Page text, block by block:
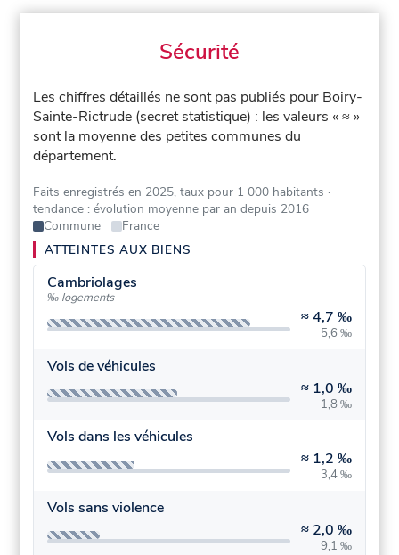
Sécurité
Les chiffres détaillés ne sont pas publiés pour Boiry-
Sainte-Rictrude (secret statistique) : les valeurs « ≈ »
sont la moyenne des petites communes du
département.
Faits enregistrés en 2025, taux pour 1 000 habitants ·
tendance : évolution moyenne par an depuis 2016
Commune
France
ATTEINTES AUX BIENS
Cambriolages
‰ logements
≈4,7 ‰
5,6 ‰
Vols de véhicules
≈ 1,0 ‰
1,8 ‰
Vols dans les véhicules
≈ 1,2 ‰
3,4 ‰
Vols sans violence
≈ 2,0 ‰
9,1 ‰